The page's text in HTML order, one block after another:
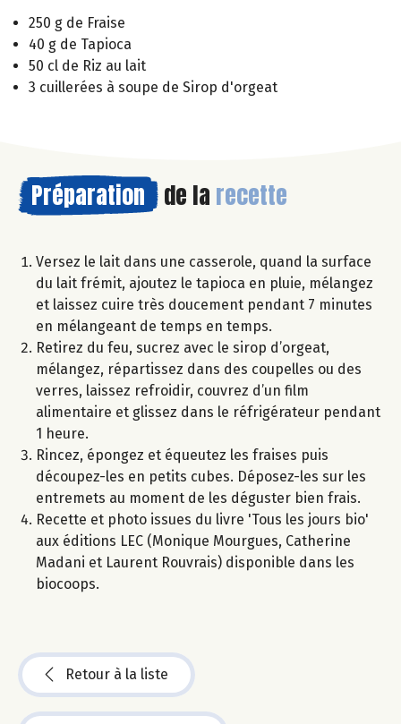
250 g de Fraise
40 g de Tapioca
50 cl de Riz au lait
3 cuillerées à soupe de Sirop d'orgeat
Préparation de la recette
Versez le lait dans une casserole, quand la surface
du lait frémit, ajoutez le tapioca en pluie, mélangez
et laissez cuire très doucement pendant 7 minutes
en mélangeant de temps en temps.
Retirez du feu, sucrez avec le sirop d’orgeat,
mélangez, répartissez dans des coupelles ou des
verres, laissez refroidir, couvrez d’un film
alimentaire et glissez dans le réfrigérateur pendant
1 heure.
Rincez, épongez et équeutez les fraises puis
découpez-les en petits cubes. Déposez-les sur les
entremets au moment de les déguster bien frais.
Recette et photo issues du livre 'Tous les jours bio'
aux éditions LEC (Monique Mourgues, Catherine
Madani et Laurent Rouvrais) disponible dans les
biocoops.
Retour à la liste